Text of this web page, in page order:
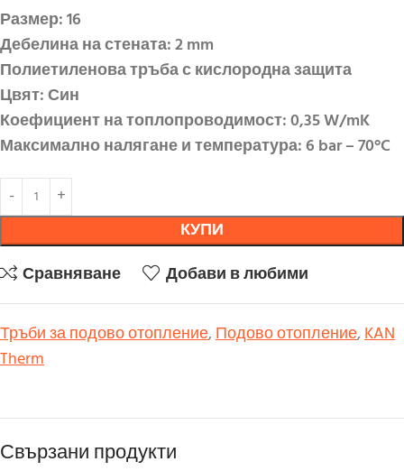
Размер: 16
Дебелина на стената: 2 mm
Полиетиленова тръба с кислородна защита
Цвят: Син
Коефициент на топлопроводимост: 0,35 W/mK
Максимално налягане и температура: 6 bar – 70°C
КУПИ
Сравняване
Добави в любими
Тръби за подово отопление,Подово отопление,KAN
Therm
Свързани продукти